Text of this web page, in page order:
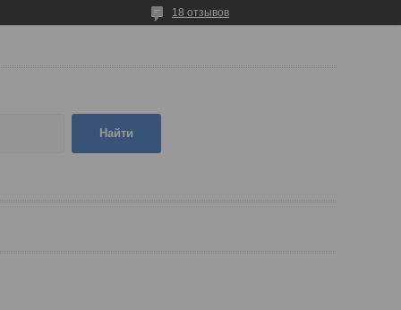
18 отзывов
Найти